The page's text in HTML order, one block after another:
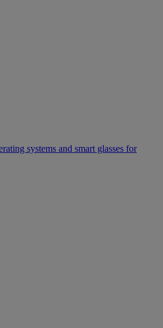
systems and smart glasses for